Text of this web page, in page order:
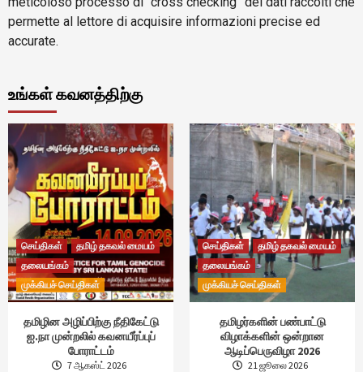
permette al lettore di acquisire informazioni precise ed
accurate.
உங்கள் கவனத்திற்கு
செய்திகள்
தமிழ் தகவல் மையம்
தலையங்கம்
முக்கியச் செய்திகள்
தமிழின அழிப்பிற்கு நீதிகேட்டு
ஐ.நா முன்றலில் கவனயீர்ப்புப்
போராட்டம்
7 ஆகஸ்ட் 2026
செய்திகள்
தமிழ் தகவல் மையம்
தலையங்கம்
முக்கியச் செய்திகள்
தமிழர்களின் பண்பாட்டு
விழாக்களின் ஒன்றான
ஆடிப்பெருவிழா 2026
21 ஜூலை 2026